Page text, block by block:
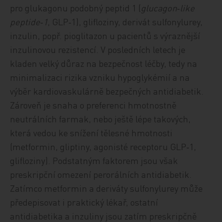
pro glukagonu podobný peptid 1 (glucagon‑like
peptide‑1, GLP‑1), glifloziny, derivát sulfonylurey,
inzulin, popř. pioglitazon u pacientů s výraznější
inzulinovou rezistencí. V posledních letech je
kladen velký důraz na bezpečnost léčby, tedy na
minimalizaci rizika vzniku hypoglykémií a na
výběr kardiovaskulárně bezpečných antidiabetik.
Zároveň je snaha o preferenci hmotnostně
neutrálních farmak, nebo ještě lépe takových,
která vedou ke snížení tělesné hmotnosti
(metformin, gliptiny, agonisté receptoru GLP‑1,
glifloziny). Podstatným faktorem jsou však
preskripční omezení perorálních antidiabetik.
Zatímco metformin a deriváty sulfonylurey může
předepisovat i praktický lékař, ostatní
antidiabetika a inzuliny jsou zatím preskripčně